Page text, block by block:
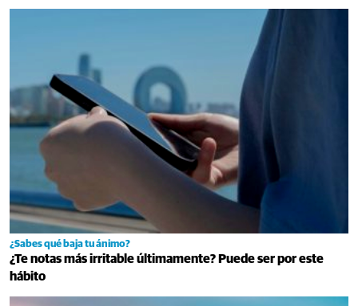
¿Sabes qué baja tu ánimo?
¿Te notas más irritable últimamente? Puede ser por este
hábito